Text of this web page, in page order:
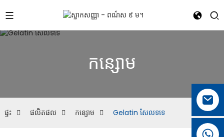
កន្សោម
ផ្ទះ ផលិតផល កន្សោម Gelatin សែលទទេ